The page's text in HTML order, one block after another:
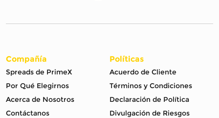
Compañía
Spreads de PrimeX
Por Qué Elegirnos
Acerca de Nosotros
Contáctanos
Políticas
Acuerdo de Cliente
Términos y Condiciones
Declaración de Política
Divulgación de Riesgos